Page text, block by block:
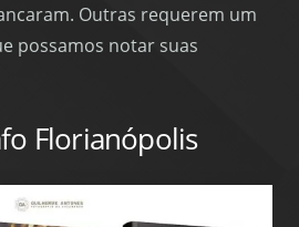
Outras requerem um
possamos notar suas
Florianópolis